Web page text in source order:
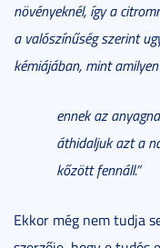
növényeknél, így a
a valószínűség szerint
kémiájában, mint
ennek az
áthidaljuk azt a
kőzött fennáll.”
Ekkor még nem tudja